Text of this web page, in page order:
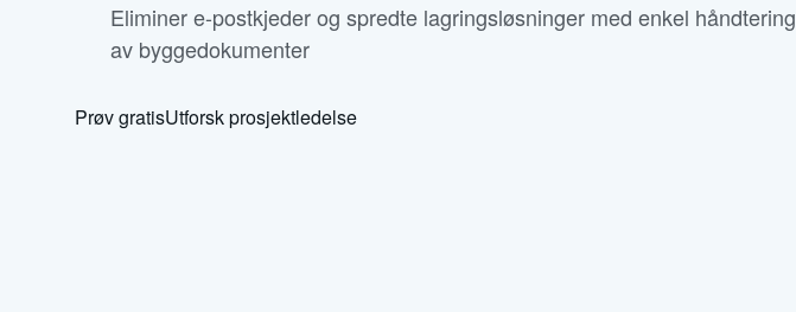
Eliminer e-postkjeder og spredte lagringsløsninger med enkel håndtering
av byggedokumenter
Prøv gratisUtforsk prosjektledelse